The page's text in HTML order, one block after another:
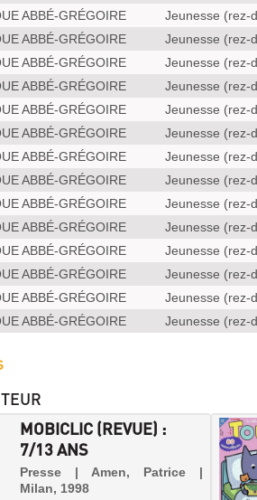
ABBÉ-GRÉGOIRE
Jeunesse (rez-
ABBÉ-GRÉGOIRE
Jeunesse (rez-
ABBÉ-GRÉGOIRE
Jeunesse (rez-
ABBÉ-GRÉGOIRE
Jeunesse (rez-
ABBÉ-GRÉGOIRE
Jeunesse (rez-
ABBÉ-GRÉGOIRE
Jeunesse (rez-
ABBÉ-GRÉGOIRE
Jeunesse (rez-
ABBÉ-GRÉGOIRE
Jeunesse (rez-
ABBÉ-GRÉGOIRE
Jeunesse (rez-
ABBÉ-GRÉGOIRE
Jeunesse (rez-
ABBÉ-GRÉGOIRE
Jeunesse (rez-
ABBÉ-GRÉGOIRE
Jeunesse (rez-
ABBÉ-GRÉGOIRE
Jeunesse (rez-
ABBÉ-GRÉGOIRE
Jeunesse (rez-
MOBICLIC (REVUE) :
7/13 ANS
Presse | Amen, Patrice |
Milan, 1998